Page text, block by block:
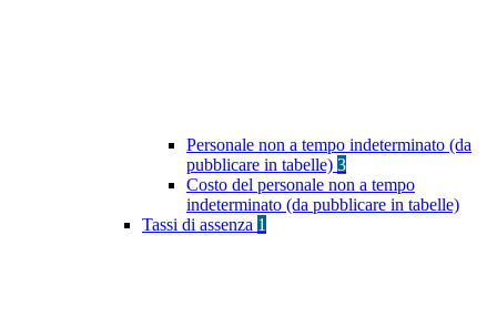
Personale non a tempo indeterminato (da
pubblicare in tabelle) 3
Costo del personale non a tempo
indeterminato (da pubblicare in tabelle)
Tassi di assenza 1